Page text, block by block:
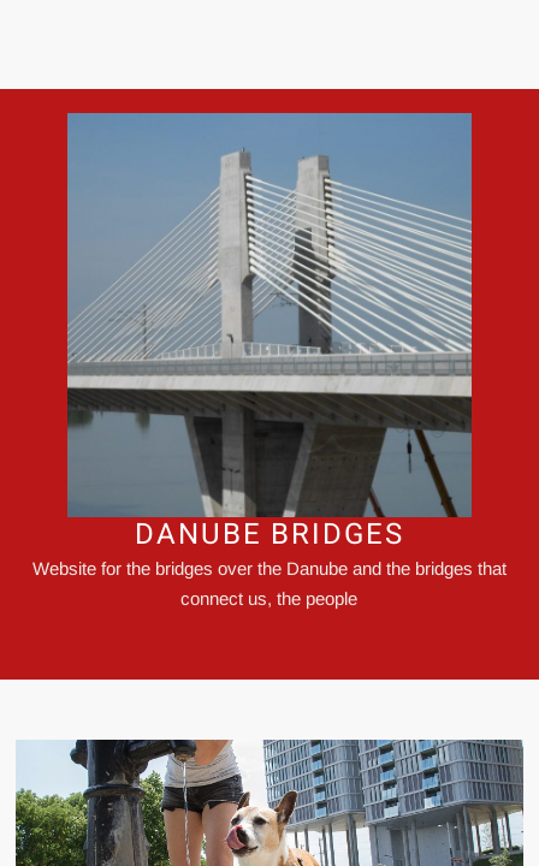
DANUBE BRIDGES
Website for the bridges over the Danube and the bridges that
connect us, the people